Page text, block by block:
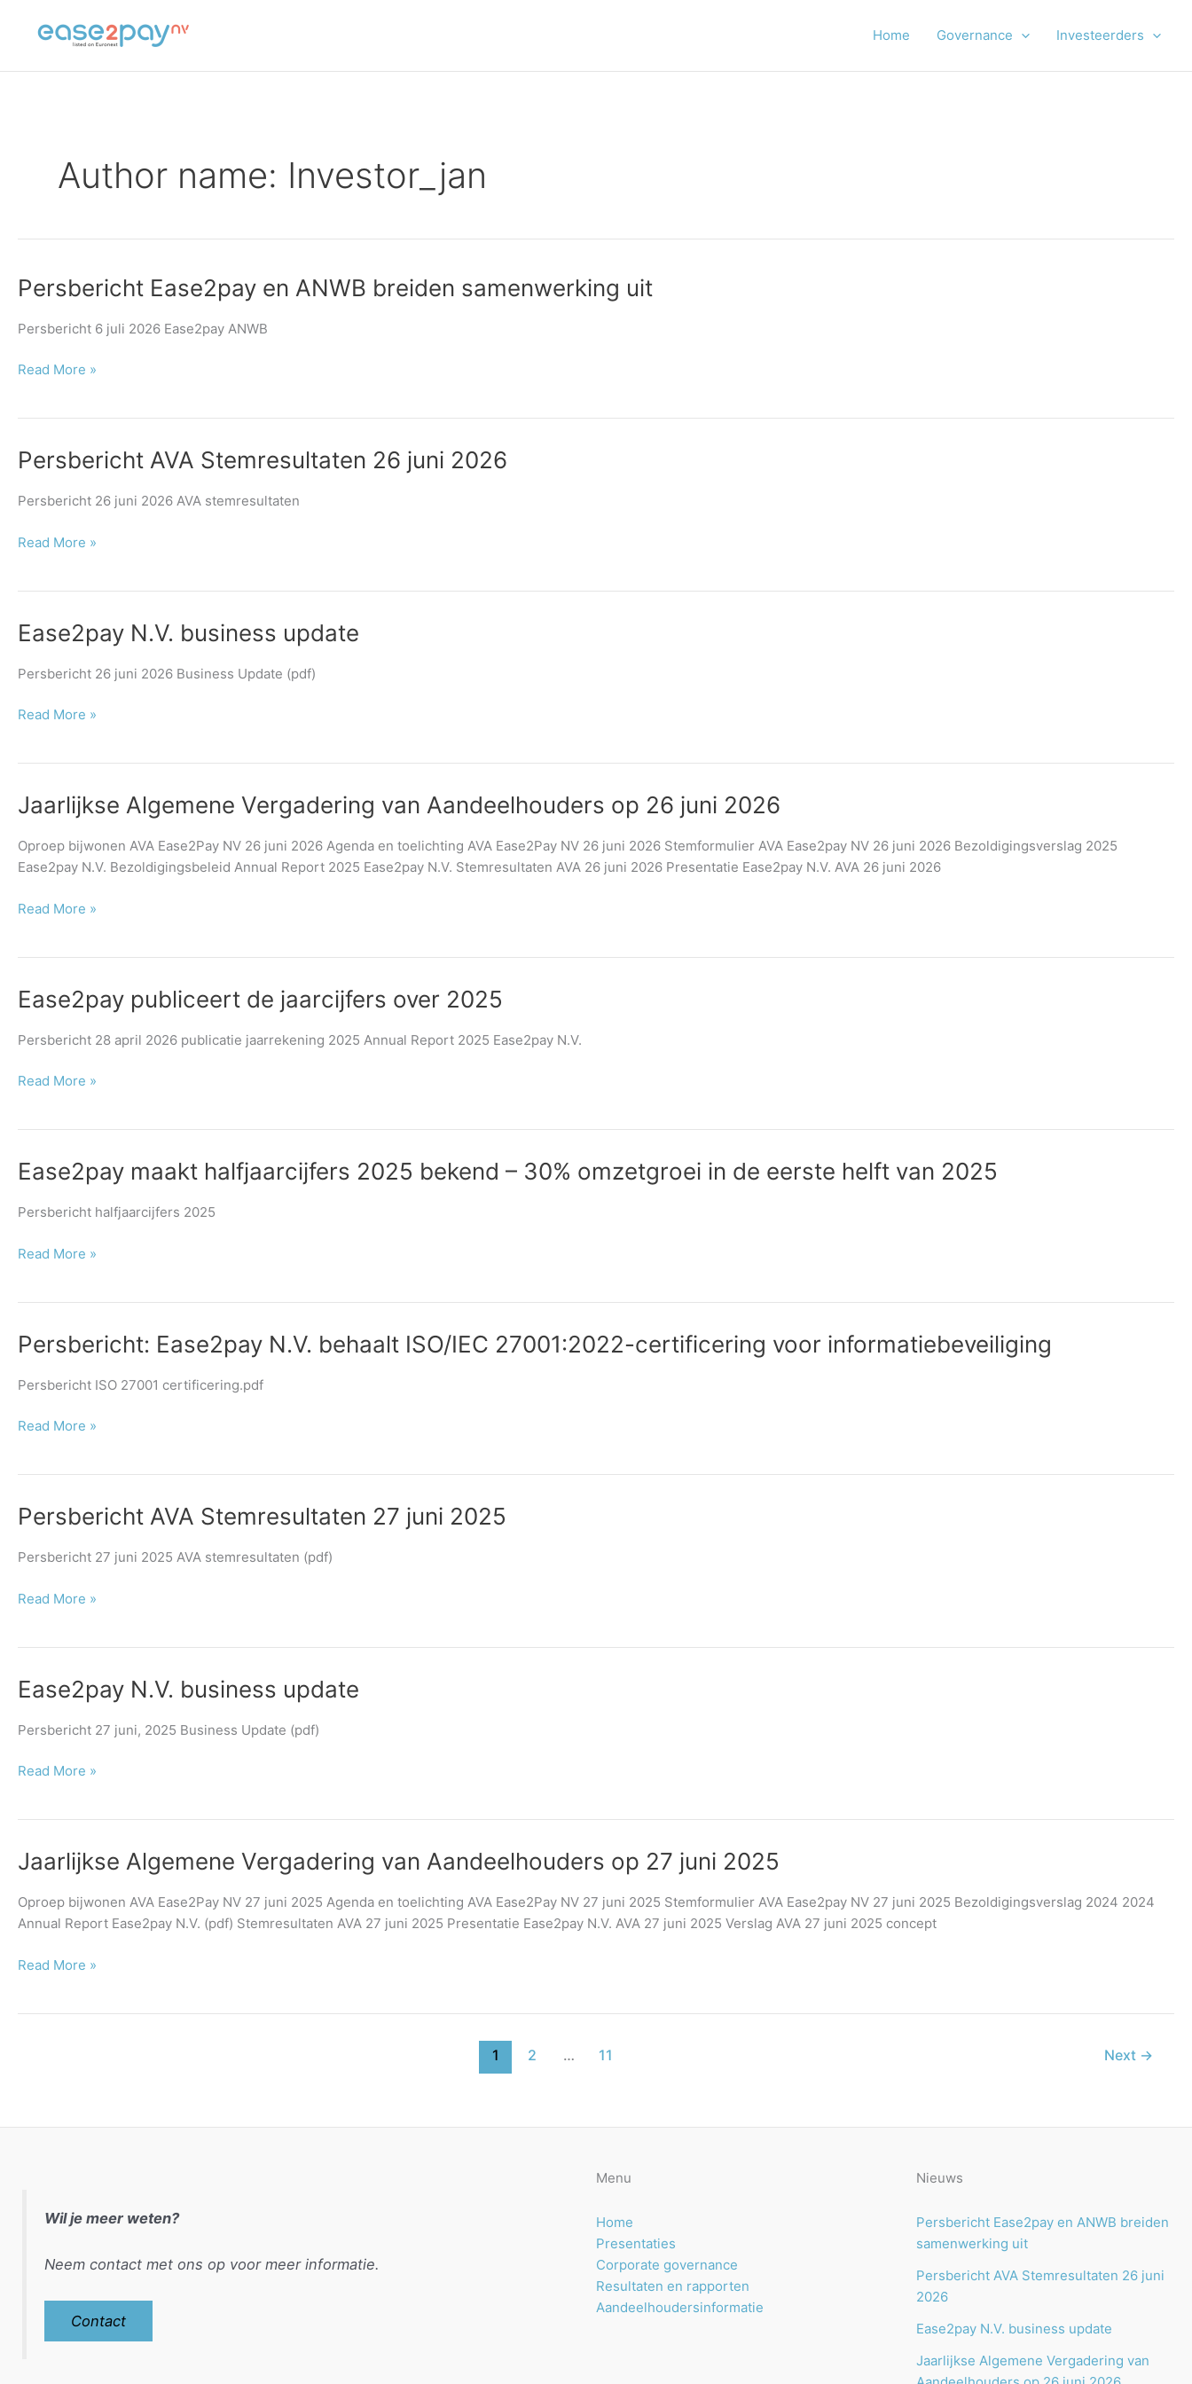
Home Governance Investeerders
Author name: Investor_jan
Persbericht Ease2pay en ANWB breiden samenwerking uit
Persbericht 6 juli 2026 Ease2pay ANWB
Persbericht
en
breiden
Read More »
Persbericht AVA Stemresultaten 26 juni 2026
Persbericht 26 juni 2026 AVA stemresultaten
Persbericht
Stemresultaten
juni
Read More »
Ease2pay N.V. business update
Persbericht 26 juni 2026 Business Update (pdf)
Ease2pay
business
Read More »
Jaarlijkse Algemene Vergadering van Aandeelhouders op 26 juni 2026
Oproep bijwonen AVA Ease2Pay NV 26 juni 2026 Agenda en toelichting AVA Ease2Pay NV 26 juni 2026 Stemformulier AVA Ease2pay NV 26 juni 2026 Bezoldigingsverslag 2025
Ease2pay N.V. Bezoldigingsbeleid Annual Report 2025 Ease2pay N.V. Stemresultaten AVA 26 juni 2026 Presentatie Ease2pay N.V. AVA 26 juni 2026
Jaarlijkse
Algemene
Vergadering
van
op
Read More »
Ease2pay publiceert de jaarcijfers over 2025
Persbericht 28 april 2026 publicatie jaarrekening 2025 Annual Report 2025 Ease2pay N.V.
Ease2pay
de
over
Read More »
Ease2pay maakt halfjaarcijfers 2025 bekend – 30% omzetgroei in de eerste helft van 2025
Persbericht halfjaarcijfers 2025
Ease2pay
halfjaarcijfers
bekend
in
de
eerste
van
Read More »
Persbericht: Ease2pay N.V. behaalt ISO/IEC 27001:2022-certificering voor informatiebeveiliging
Persbericht ISO 27001 certificering.pdf
Persbericht:
N.V.
ISO/IEC
informatiebeveiliging
Read More »
Persbericht AVA Stemresultaten 27 juni 2025
Persbericht 27 juni 2025 AVA stemresultaten (pdf)
Persbericht
Stemresultaten
juni
Read More »
Ease2pay N.V. business update
Persbericht 27 juni, 2025 Business Update (pdf)
Ease2pay
business
Read More »
Jaarlijkse Algemene Vergadering van Aandeelhouders op 27 juni 2025
Oproep bijwonen AVA Ease2Pay NV 27 juni 2025 Agenda en toelichting AVA Ease2Pay NV 27 juni 2025 Stemformulier AVA Ease2pay NV 27 juni 2025 Bezoldigingsverslag 2024 2024
Annual Report Ease2pay N.V. (pdf) Stemresultaten AVA 27 juni 2025 Presentatie Ease2pay N.V. AVA 27 juni 2025 Verslag AVA 27 juni 2025 concept
Jaarlijkse
Algemene
Vergadering
van
op
Read More »
1 2 … 11 Next →
Wil je meer weten?
Neem contact met ons op voor meer informatie.
Contact
Menu
Home
Presentaties
Corporate governance
Resultaten en rapporten
Aandeelhoudersinformatie
Nieuws
Persbericht Ease2pay en ANWB breiden
samenwerking uit
Persbericht AVA Stemresultaten 26 juni
2026
Ease2pay N.V. business update
Jaarlijkse Algemene Vergadering van